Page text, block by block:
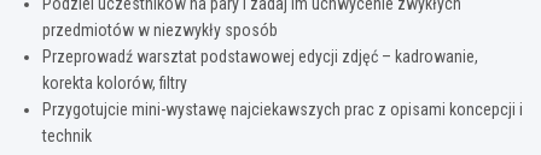
przedmiotów w niezwykły sposób
Przeprowadź warsztat podstawowej edycji zdjęć – kadrowanie,
korekta kolorów, filtry
Przygotujcie mini-wystawę najciekawszych prac z opisami koncepcji i
technik